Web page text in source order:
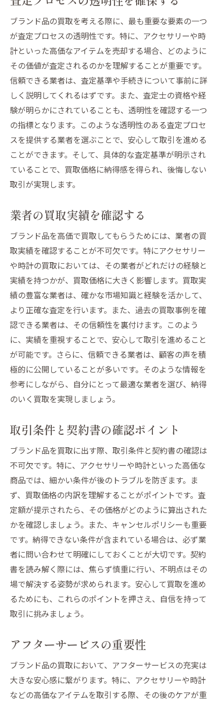
ブランド品の買取を考える際に、最も重要な要素の一つ
が査定プロセスの透明性です。特に、アクセサリーや時
計といった高価なアイテムを売却する場合、どのように
その価値が査定されるのかを理解することが重要です。
信頼できる業者は、査定基準や手続きについて事前に詳
しく説明してくれるはずです。また、査定士の資格や経
験が明らかにされていることも、透明性を確認する一つ
の指標となります。このような透明性のある査定プロセ
スを提供する業者を選ぶことで、安心して取引を進める
ことができます。そして、具体的な査定基準が明示され
ていることで、買取価格に納得感を得られ、後悔しない
取引が実現します。
業者の買取実績を確認する
ブランド品を高価で買取してもらうためには、業者の買
取実績を確認することが不可欠です。特にアクセサリー
や時計の買取においては、その業者がどれだけの経験と
実績を持つかが、買取価格に大きく影響します。買取実
績の豊富な業者は、確かな市場知識と経験を活かして、
より正確な査定を行います。また、過去の買取事例を確
認できる業者は、その信頼性を裏付けます。このよう
に、実績を重視することで、安心して取引を進めること
が可能です。さらに、信頼できる業者は、顧客の声を積
極的に公開していることが多いです。そのような情報を
参考にしながら、自分にとって最適な業者を選び、納得
のいく買取を実現しましょう。
取引条件と契約書の確認ポイント
ブランド品を買取に出す際、取引条件と契約書の確認は
不可欠です。特に、アクセサリーや時計といった高価な
商品では、細かい条件が後のトラブルを防ぎます。ま
ず、買取価格の内訳を理解することがポイントです。査
定額が提示されたら、その価格がどのように算出された
かを確認しましょう。また、キャンセルポリシーも重要
です。納得できない条件が含まれている場合は、必ず業
者に問い合わせて明確にしておくことが大切です。契約
書を読み解く際には、焦らず慎重に行い、不明点はその
場で解決する姿勢が求められます。安心して買取を進め
るためにも、これらのポイントを押さえ、自信を持って
取引に挑みましょう。
アフターサービスの重要性
ブランド品の買取において、アフターサービスの充実は
大きな安心感に繋がります。特に、アクセサリーや時計
などの高価なアイテムを取引する際、その後のケアが重